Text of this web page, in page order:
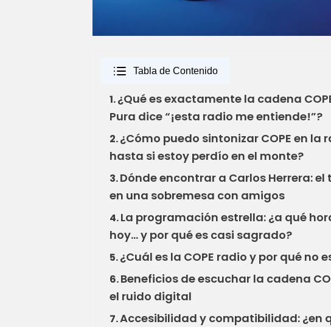
Tabla de Contenido
1.¿Qué es exactamente la cadena
Pura dice “¡esta radio me entiende!”?
2.¿Cómo puedo sintonizar COPE en
hasta si estoy perdío en el monte?
3.Dónde encontrar a Carlos Herrera:
en una sobremesa con amigos
4.La programación estrella: ¿a qué
hoy… y por qué es casi sagrado?
5.¿Cuál es la COPE radio y por qué no
6.Beneficios de escuchar la cadena
el ruido digital
7.Accesibilidad y compatibilidad: ¿en